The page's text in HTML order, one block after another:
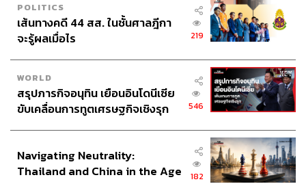
POLITICS
เส้นทางคดี 44 สส. ในชั้นศาลฎีกา
จะรู้ผลเมื่อไร
219
WORLD
สรุปภารกิจอนุทิน เยือนอินโดนีเซีย
ขับเคลื่อนการทูตเศรษฐกิจเชิงรุก
546
Navigating Neutrality:
Thailand and China in the Age
182